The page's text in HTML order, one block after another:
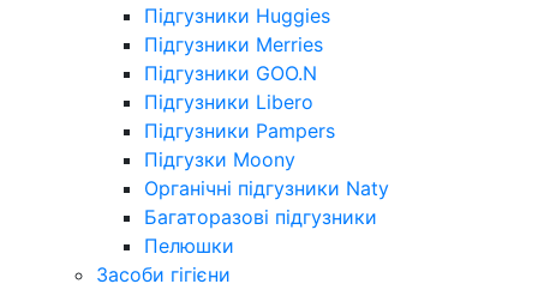
Підгузники Huggies
Підгузники Merries
Підгузники GOO.N
Підгузники Libero
Підгузники Pampers
Підгузки Moony
Органічні підгузники Naty
Багаторазові підгузники
Пелюшки
Засоби гігієни